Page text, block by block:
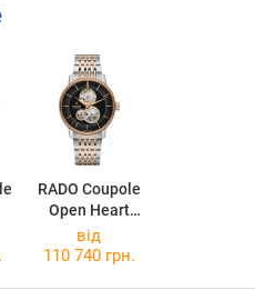
RADO Coupole
Open Heart
Automatic
R22894163
від
110 740 грн.